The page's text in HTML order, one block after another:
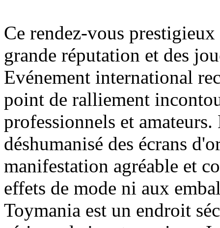
Ce rendez-vous
grande réputation et des
Evénement international
point de ralliement
professionnels et
déshumanisé des écrans
manifestation agréable et
effets de mode ni aux
Toymania est un endroit